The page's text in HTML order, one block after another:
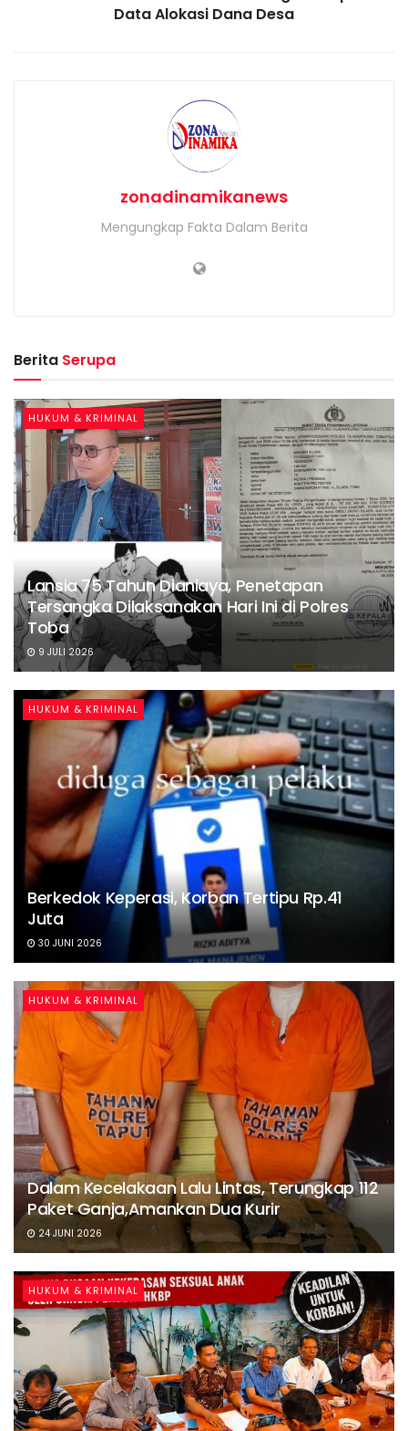
Data Alokasi Dana Desa
zonadinamikanews
Mengungkap Fakta Dalam Berita
Berita Serupa
HUKUM & KRIMINAL
Lansia 75 Tahun Dianiaya, Penetapan
Tersangka Dilaksanakan Hari Ini di Polres
Toba
9 JULI 2026
HUKUM & KRIMINAL
Berkedok Keperasi, Korban Tertipu Rp.41
Juta
30 JUNI 2026
HUKUM & KRIMINAL
Dalam Kecelakaan Lalu Lintas, Terungkap 112
Paket Ganja,Amankan Dua Kurir
24 JUNI 2026
HUKUM & KRIMINAL